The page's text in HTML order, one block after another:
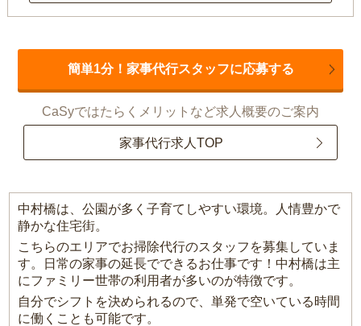
簡単1分！家事代行スタッフに応募する
CaSyではたらくメリットなど求人概要のご案内
家事代行求人TOP
中村橋は、公園が多く子育てしやすい環境。人情豊かで
静かな住宅街。
こちらのエリアでお掃除代行のスタッフを募集していま
す。日常の家事の延長でできるお仕事です！中村橋は主
にファミリー世帯の利用者が多いのが特徴です。
自分でシフトを決められるので、単発で空いている時間
に働くことも可能です。